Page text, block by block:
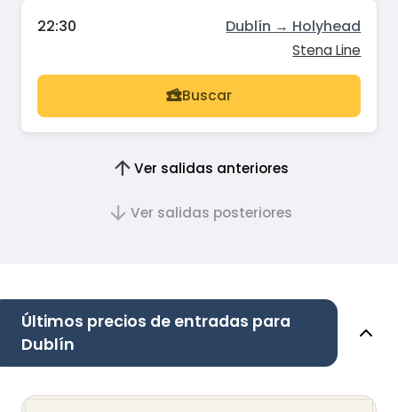
22:30 Dublín → Holyhead
Stena Line
Buscar
Ver salidas anteriores
Ver salidas posteriores
Últimos precios de entradas para
Dublín